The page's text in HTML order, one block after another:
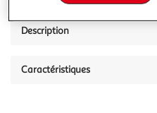
Description
Caractéristiques